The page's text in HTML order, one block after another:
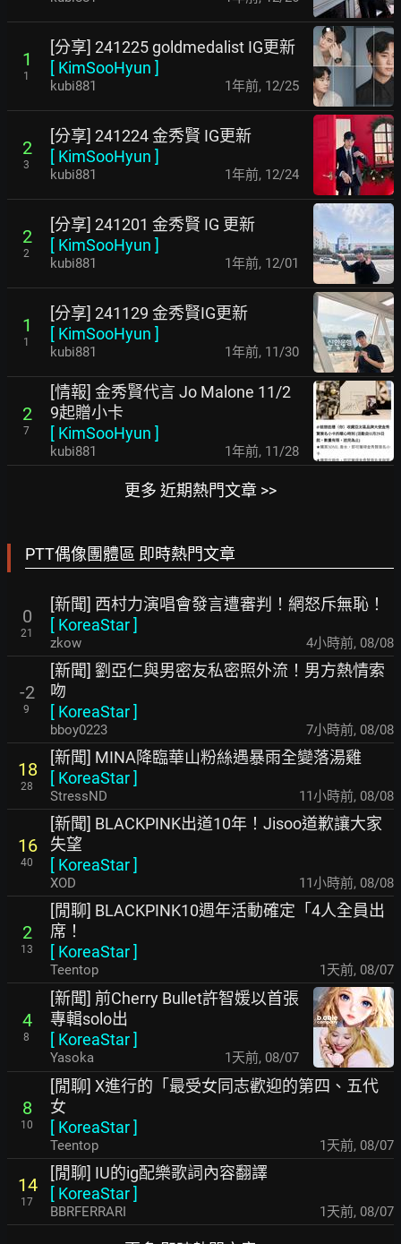
1
1
[分享] 241225 goldmedalist IG更新
[ KimSooHyun ]
kubi881 1年前, 12/25
2
3
[分享] 241224 金秀賢 IG更新
[ KimSooHyun ]
kubi881 1年前, 12/24
2
2
[分享] 241201 金秀賢 IG 更新
[ KimSooHyun ]
kubi881 1年前, 12/01
1
1
[分享] 241129 金秀賢IG更新
[ KimSooHyun ]
kubi881 1年前, 11/30
2
7
[情報] 金秀賢代言 Jo Malone 11/2
9起贈小卡
[ KimSooHyun ]
kubi881 1年前, 11/28
更多 近期熱門文章 >>
PTT偶像團體區 即時熱門文章
0
21
[新聞] 西村力演唱會發言遭審判！網怒斥無恥！
[ KoreaStar]
zkow 4小時前, 08/08
-2
9
[新聞] 劉亞仁與男密友私密照外流！男方熱情索
吻
[ KoreaStar]
bboy0223 7小時前, 08/08
18
28
[新聞] MINA降臨華山粉絲遇暴雨全變落湯雞
[ KoreaStar]
StressND 11小時前, 08/08
16
40
[新聞] BLACKPINK出道10年！Jisoo道歉讓大家
失望
[ KoreaStar]
XOD 11小時前, 08/08
2
13
[閒聊] BLACKPINK10週年活動確定「4人全員出
席！
[ KoreaStar]
Teentop 1天前, 08/07
4
8
[新聞] 前Cherry Bullet許智媛以首張
專輯solo出
[ KoreaStar]
Yasoka 1天前, 08/07
8
10
[閒聊] X進行的「最受女同志歡迎的第四、五代
女
[ KoreaStar]
Teentop 1天前, 08/07
14
17
[閒聊] IU的ig配樂歌詞內容翻譯
[ KoreaStar]
BBRFERRARI 1天前, 08/07